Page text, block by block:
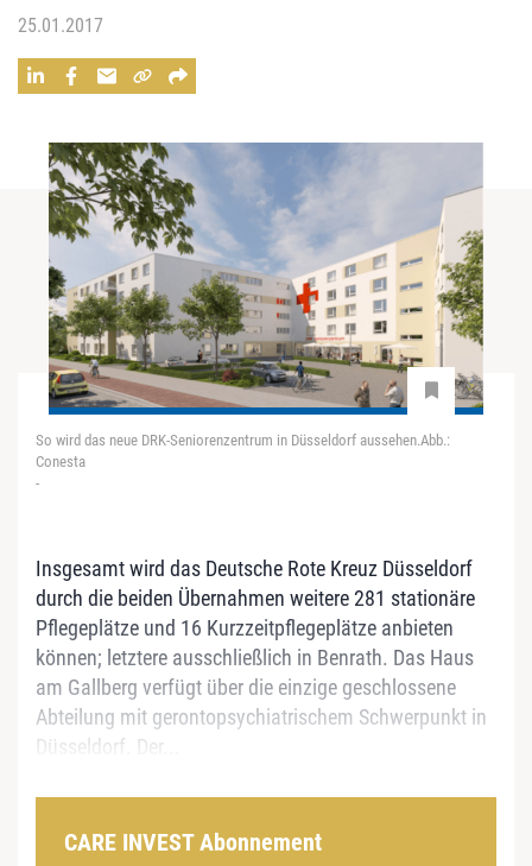
25.01.2017
So wird das neue DRK-Seniorenzentrum in Düsseldorf aussehen.Abb.:
Conesta
-
Insgesamt wird das Deutsche Rote Kreuz Düsseldorf
durch die beiden Übernahmen weitere 281 stationäre
Pflegeplätze und 16 Kurzzeitpflegeplätze anbieten
können; letztere ausschließlich in Benrath. Das Haus
am Gallberg verfügt über die einzige geschlossene
Abteilung mit gerontopsychiatrischem Schwerpunkt in
Düsseldorf. Der...
CARE INVEST Abonnement